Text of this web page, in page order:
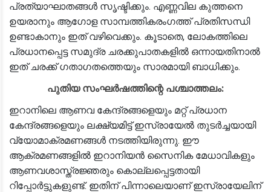
പ്രത്യാഘാതങ്ങൾ സൃഷ്ടിക്കും. എണ്ണവില കുത്തനെ
ഉയരാനും ആഗോള സാമ്പത്തികരംഗത്ത് പ്രതിസന്ധി
ഉണ്ടാകാനും ഇത് വഴിവെക്കും. കൂടാതെ, ലോകത്തിലെ
പ്രധാനപ്പെട്ട സമുദ്ര ചരക്കുപാതകളിൽ ഒന്നായതിനാൽ
ഇത് ചരക്ക് ഗതാഗതത്തെയും സാരമായി ബാധിക്കും.
പുതിയ സംഘർഷത്തിന്റെ പശ്ചാത്തലം:
ഇറാനിലെ ആണവ കേന്ദ്രങ്ങളെയും മറ്റ് പ്രധാന
കേന്ദ്രങ്ങളെയും ലക്ഷ്യമിട്ട് ഇസ്രായേൽ തുടർച്ചയായി
വ്യോമാക്രമണങ്ങൾ നടത്തിയിരുന്നു. ഈ
ആക്രമണങ്ങളിൽ ഇറാനിയൻ സൈനിക മേധാവികളും
ആണവശാസ്ത്രജ്ഞരും കൊല്ലപ്പെട്ടതായി
റിപ്പോർട്ടുകളുണ്ട്. ഇതിന് പിന്നാലെയാണ് ഇസ്രായേലിന്